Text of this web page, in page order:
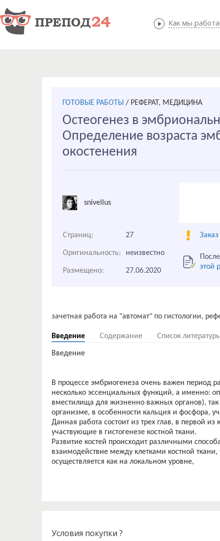
Как мы
Как мы
ГОТОВЫЕ РАБОТЫ / РЕФЕРАТ, МЕДИЦИНА
Остеогенез в
Определение возраста
окостенения
snivellus
Страниц: 27
Оригинальность: неизвестно
этой
Размещено: 27.06.2020
Введение Содержание Список
Введение
В процессе эмбриогенеза очень важен период
несколько эссенциальных функций, а именно:
вместилища для жизненно важных органов),
организме, в особенности кальция и фосфора,
Данная работа состоит из трех глав, в первой
участвующие в гистогенезе костной ткани.
Развитие костей происходит различными
взаимодействие между клетками костной
Условия покупки ?